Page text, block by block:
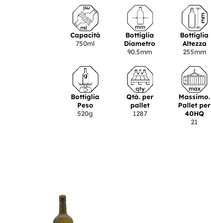
Capacità
750ml
Bottiglia
Diametro
90.5mm
Bottiglia
Altezza
255mm
Bottiglia
Peso
520g
Qtà. per
pallet
1287
Massimo.
Pallet per
40HQ
21